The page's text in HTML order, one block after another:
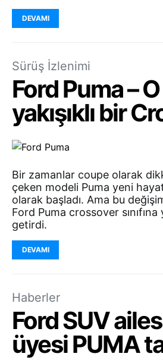
DEVAMI
Sürüş İzlenimi
Ford Puma –
yakışıklı bir
Bir zamanlar coupe olarak
çeken modeli Puma yeni
olarak başladı. Ama bu
Ford Puma crossover
getirdi.
DEVAMI
Haberler
Ford SUV
üyesi PUMA